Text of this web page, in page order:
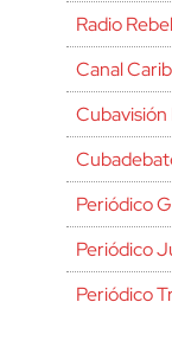
Radio
Canal
Periódico
Periódico
Periódico